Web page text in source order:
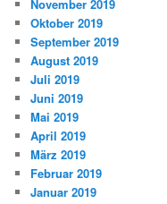
November 2019
Oktober 2019
September 2019
August 2019
Juli 2019
Juni 2019
Mai 2019
April 2019
März 2019
Februar 2019
Januar 2019